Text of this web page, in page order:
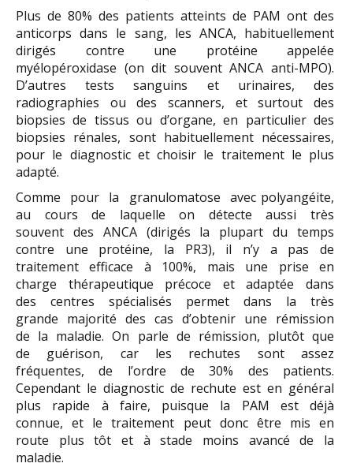
Plus de 80% des patients atteints de PAM ont des
anticorps dans le sang, les ANCA, habituellement
dirigés contre une protéine appelée
myélopéroxidase (on dit souvent ANCA anti-MPO).
D’autres tests sanguins et urinaires, des
radiographies ou des scanners, et surtout des
biopsies de tissus ou d’organe, en particulier des
biopsies rénales, sont habituellement nécessaires,
pour le diagnostic et choisir le traitement le plus
adapté.
Comme pour la granulomatose avec polyangéite,
au cours de laquelle on détecte aussi très
souvent des ANCA (dirigés la plupart du temps
contre une protéine, la PR3), il n’y a pas de
traitement efficace à 100%, mais une prise en
charge thérapeutique précoce et adaptée dans
des centres spécialisés permet dans la très
grande majorité des cas d’obtenir une rémission
de la maladie. On parle de rémission, plutôt que
de guérison, car les rechutes sont assez
fréquentes, de l’ordre de 30% des patients.
Cependant le diagnostic de rechute est en général
plus rapide à faire, puisque la PAM est déjà
connue, et le traitement peut donc être mis en
route plus tôt et à stade moins avancé de la
maladie.